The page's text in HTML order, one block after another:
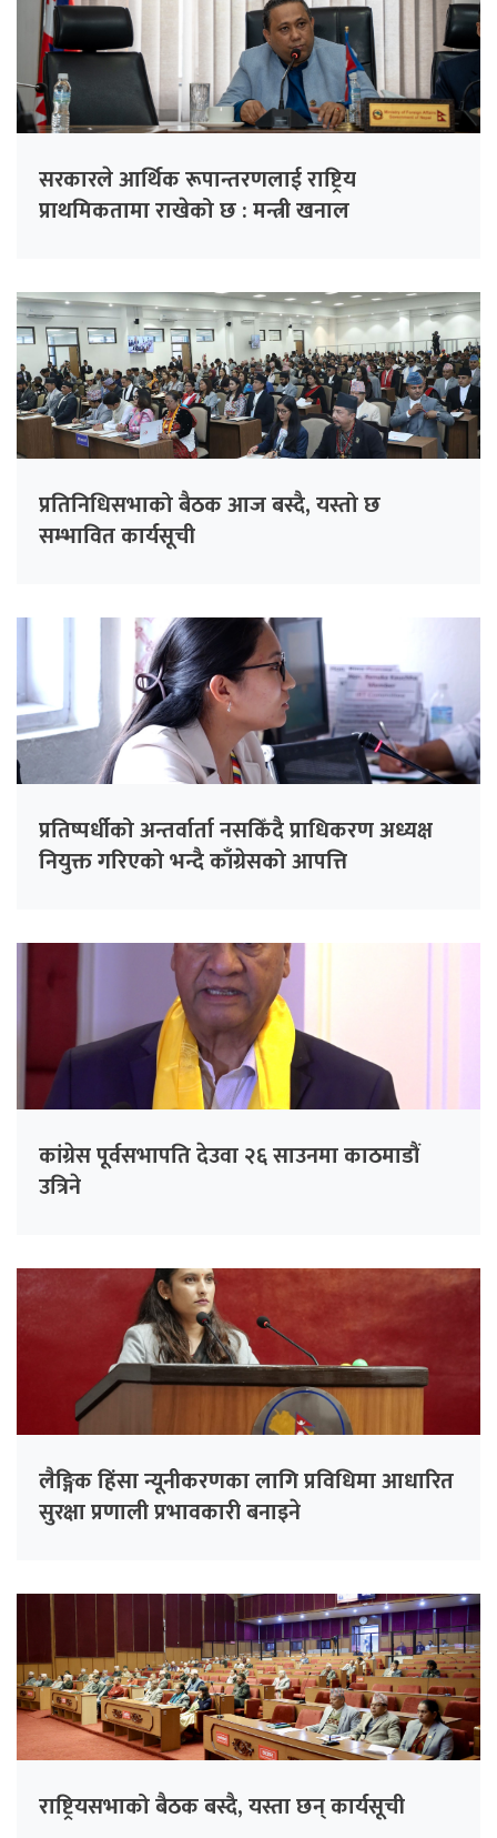
सरकारले आर्थिक रूपान्तरणलाई राष्ट्रिय
प्राथमिकतामा राखेको छ : मन्त्री खनाल
प्रतिनिधिसभाको बैठक आज बस्दै, यस्तो छ
सम्भावित कार्यसूची
प्रतिष्पर्धीको अन्तर्वार्ता नसकिँदै प्राधिकरण अध्यक्ष
नियुक्त गरिएको भन्दै काँग्रेसको आपत्ति
कांग्रेस पूर्वसभापति देउवा २६ साउनमा काठमाडौं
उत्रिने
लैङ्गिक हिंसा न्यूनीकरणका लागि प्रविधिमा आधारित
सुरक्षा प्रणाली प्रभावकारी बनाइने
राष्ट्रियसभाको बैठक बस्दै, यस्ता छन् कार्यसूची